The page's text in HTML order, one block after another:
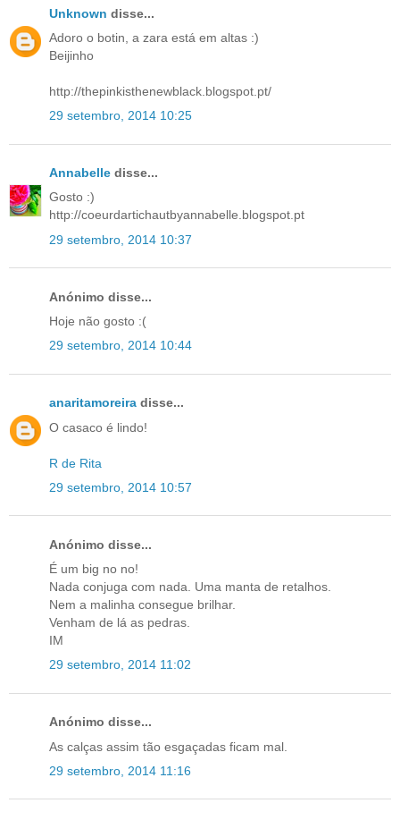
Unknown disse...
Adoro o botin, a zara está em altas :)
Beijinho
http://thepinkisthenewblack.blogspot.pt/
29 setembro, 2014 10:25
Annabelle disse...
Gosto :)
http://coeurdartichautbyannabelle.blogspot.pt
29 setembro, 2014 10:37
Anónimo disse...
Hoje não gosto :(
29 setembro, 2014 10:44
anaritamoreira disse...
O casaco é lindo!
R de Rita
29 setembro, 2014 10:57
Anónimo disse...
É um big no no!
Nada conjuga com nada. Uma manta de retalhos.
Nem a malinha consegue brilhar.
Venham de lá as pedras.
IM
29 setembro, 2014 11:02
Anónimo disse...
As calças assim tão esgaçadas ficam mal.
29 setembro, 2014 11:16